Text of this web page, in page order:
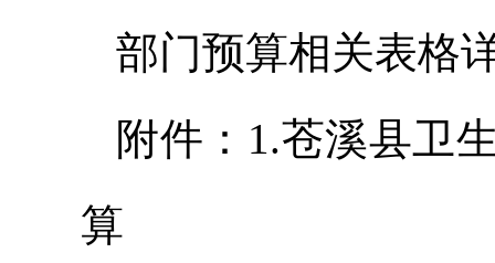
部门预算相关表格
附件：1.苍溪县卫
算